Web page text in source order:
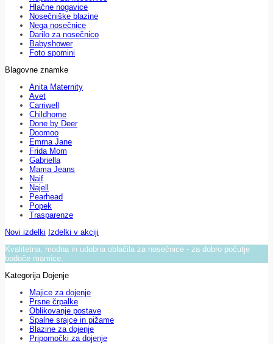
Hlačne nogavice
Nosečniške blazine
Nega nosečnice
Darilo za nosečnico
Babyshower
Foto spomini
Blagovne znamke
Anita Maternity
Avet
Carriwell
Childhome
Done by Deer
Doomoo
Emma Jane
Frida Mom
Gabriella
Mama Jeans
Naif
Najell
Pearhead
Popek
Trasparenze
Novi izdelki Izdelki v akciji
Kvalitetna, modna in udobna oblačila za nosečnice - za dobro počutje
bodoče mamice.
Kategorija Dojenje
Majice za dojenje
Prsne črpalke
Oblikovanje postave
Spalne srajce in pižame
Blazine za dojenje
Pripomočki za dojenje